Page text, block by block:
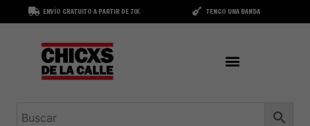
ENVÍO GRATUITO A PARTIR DE 70€ TENGO UNA BANDA